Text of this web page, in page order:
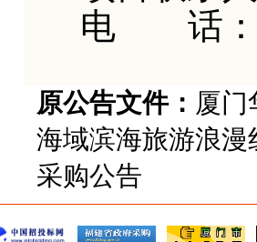
电
话
原公告文件： 厦门
海域滨海旅游浪
采购公告